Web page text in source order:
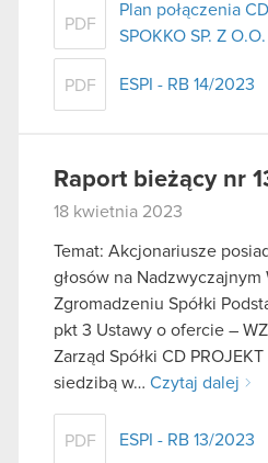
PDF
Plan połączenia
SPOKKO SP. Z
PDF ESPI - RB 14/2023
Raport bieżący nr
18 kwietnia 2023
Temat: Akcjonariusze
głosów na Nadzwyczajnym
Zgromadzeniu Spółki
pkt 3 Ustawy o ofercie –
Zarząd Spółki CD
siedzibą w… Czytaj dalej
PDF ESPI - RB 13/2023